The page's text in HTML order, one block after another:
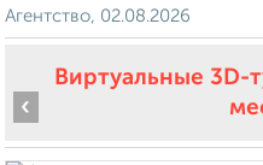
Агентство, 02.08.2026
Виртуальные
‹